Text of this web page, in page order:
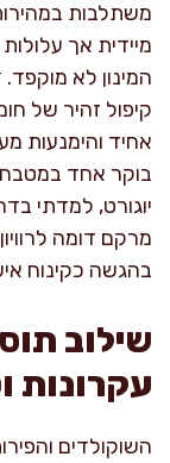
משתלבות
מיידית אך
המינון לא
קיפול זהיר של
אחיד והימנעות
בוקר אחד
יוגורט, למדתי
מרקם דומה
בהגשה כקינוח
שילוב
עקרונות
השוקולדים